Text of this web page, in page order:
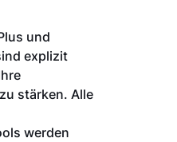
und
explizit
stärken. Alle
werden